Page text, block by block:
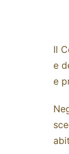
Il
e
e